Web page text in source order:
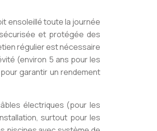
ensoleillé toute la journée
et protégée des
régulier est nécessaire
(environ 5 ans pour les
garantir un rendement
électriques (pour les
surtout pour les